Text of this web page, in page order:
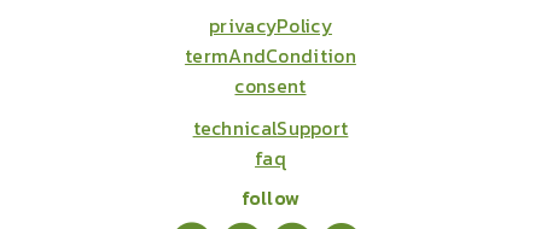
privacyPolicy
termAndCondition
consent
technicalSupport
faq
follow